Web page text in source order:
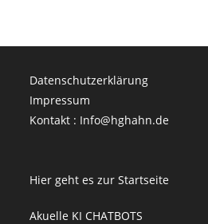
Datenschutzerklärung
Impressum
Kontakt : Info@hghahn.de
Hier geht es zur Startseite
Akuelle KI CHATBOTS